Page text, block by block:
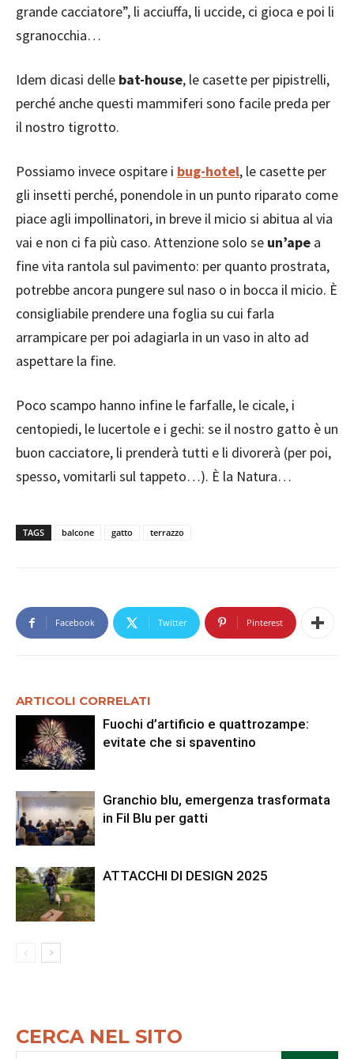
grande cacciatore”, li acciuffa, li uccide, ci gioca e poi li
sgranocchia…
Idem dicasi delle bat-house, le casette per pipistrelli,
perché anche questi mammiferi sono facile preda per
il nostro tigrotto.
Possiamo invece ospitare i bug-hotel, le casette per
gli insetti perché, ponendole in un punto riparato come
piace agli impollinatori, in breve il micio si abitua al via
vai e non ci fa più caso. Attenzione solo se un’ape a
fine vita rantola sul pavimento: per quanto prostrata,
potrebbe ancora pungere sul naso o in bocca il micio. È
consigliabile prendere una foglia su cui farla
arrampicare per poi adagiarla in un vaso in alto ad
aspettare la fine.
Poco scampo hanno infine le farfalle, le cicale, i
centopiedi, le lucertole e i gechi: se il nostro gatto è un
buon cacciatore, li prenderà tutti e li divorerà (per poi,
spesso, vomitarli sul tappeto…). È la Natura…
TAGS balcone gatto terrazzo
Facebook Twitter Pinterest
ARTICOLI CORRELATI
Fuochi d’artificio e quattrozampe:
evitate che si spaventino
Granchio blu, emergenza trasformata
in Fil Blu per gatti
ATTACCHI DI DESIGN 2025
CERCA NEL SITO